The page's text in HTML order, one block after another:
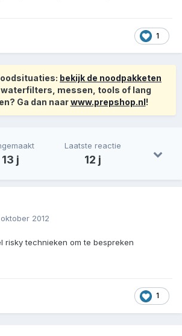
1
bekijk de noodpakketen
waterfilters, messen, tools of lang
Ga dan naarwww.prepshop.nl!
13 j
Laatste reactie
12 j
2012
risky technieken om te bespreken
1